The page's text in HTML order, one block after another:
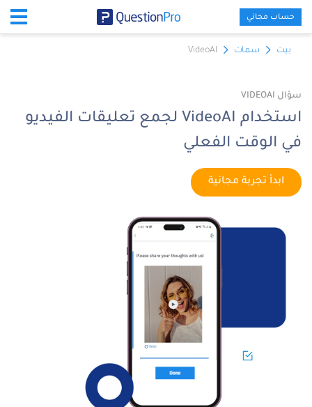
حساب مجاني
بيت سمات VideoAI
سؤال VIDEOAI
استخدام VideoAI لجمع تعليقات الفيديو
في الوقت الفعلي
ابدأ تجربة مجانية